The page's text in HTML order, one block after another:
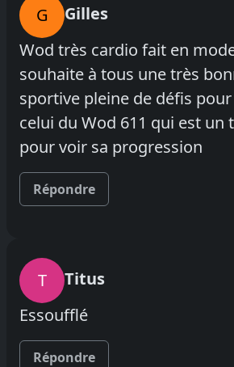
G
Gilles
Wod très cardio fait en
souhaite à tous une très
sportive pleine de défis
celui du Wod 611 qui est un
pour voir sa progression
Répondre
T
Titus
Essoufflé
Répondre